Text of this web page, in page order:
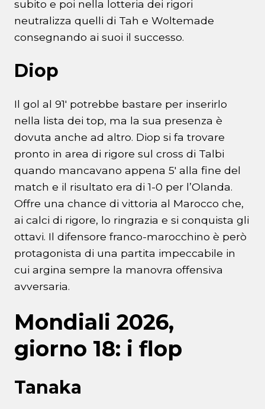
subito e poi nella lotteria dei rigori
neutralizza quelli di Tah e Woltemade
consegnando ai suoi il successo.
Diop
Il gol al 91′ potrebbe bastare per inserirlo
nella lista dei top, ma la sua presenza è
dovuta anche ad altro. Diop si fa trovare
pronto in area di rigore sul cross di Talbi
quando mancavano appena 5′ alla fine del
match e il risultato era di 1-0 per l’Olanda.
Offre una chance di vittoria al Marocco che,
ai calci di rigore, lo ringrazia e si conquista gli
ottavi. Il difensore franco-marocchino è però
protagonista di una partita impeccabile in
cui argina sempre la manovra offensiva
avversaria.
Mondiali 2026,
giorno 18: i flop
Tanaka